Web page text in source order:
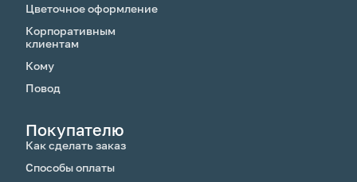
Цветочное оформление
Корпоративным
клиентам
Кому
Повод
Покупателю
Как сделать заказ
Способы оплаты